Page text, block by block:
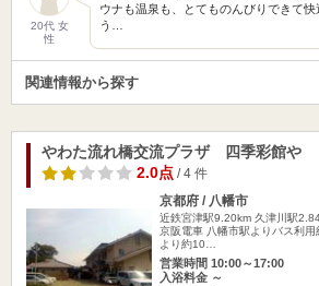
20代 女
性
ウナも温泉も、とてものんびりできて快
う…
関連情報から探す
やわた流れ橋交流プラザ 四季彩館や
2.0点/ 4 件
京都府 / 八幡市
近鉄宮津駅9.20km 久津川駅
京阪電車 八幡市駅よりバス利
より約10…
営業時間 10:00～17:00
入浴料金 ～